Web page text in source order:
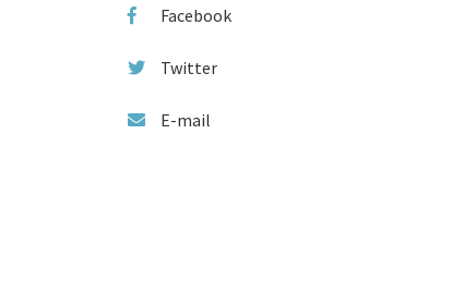
Facebook
Twitter
E-mail